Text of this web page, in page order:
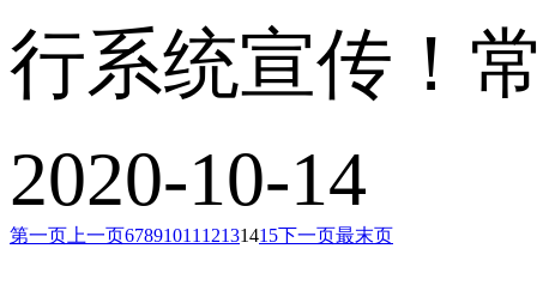
行系统宣传！
2020-10-14
第一页 上一页67891011 12131415下一页最末页